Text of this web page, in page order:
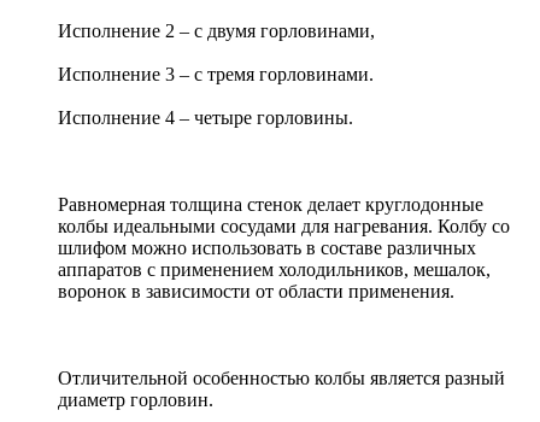
Исполнение 2 – с двумя горловинами,
Исполнение 3 – с тремя горловинами.
Исполнение 4 – четыре горловины.
Равномерная толщина стенок делает круглодонные
колбы идеальными сосудами для нагревания. Колбу со
шлифом можно использовать в составе различных
аппаратов с применением холодильников, мешалок,
воронок в зависимости от области применения.
Отличительной особенностью колбы является разный
диаметр горловин.